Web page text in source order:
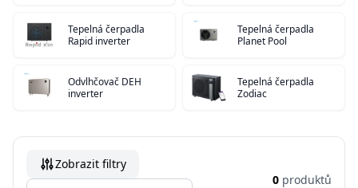
Tepelná čerpadla
Rapid inverter
Tepelná čerpadla
Planet Pool
Odvlhčovač DEH
inverter
Tepelná čerpadla
Zodiac
Zobrazit filtry
0 produktů